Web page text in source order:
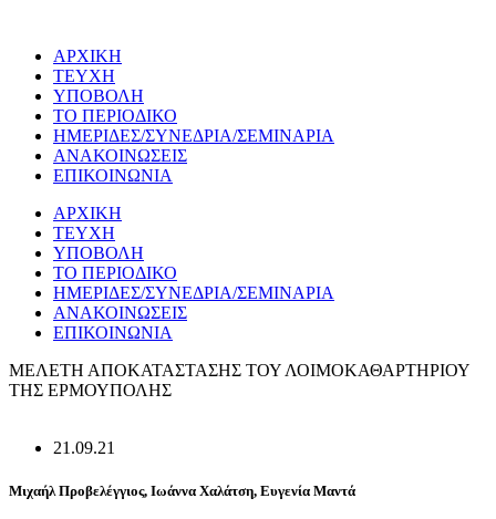
περιεχόμενο
ΑΡΧΙΚΗ
ΤΕΥΧΗ
ΥΠΟΒΟΛΗ
ΤΟ ΠΕΡΙΟΔΙΚΟ
ΗΜΕΡΙΔΕΣ/ΣΥΝΕΔΡΙΑ/ΣΕΜΙΝΑΡΙΑ
ΑΝΑΚΟΙΝΩΣΕΙΣ
ΕΠΙΚΟΙΝΩΝΙΑ
ΑΡΧΙΚΗ
ΤΕΥΧΗ
ΥΠΟΒΟΛΗ
ΤΟ ΠΕΡΙΟΔΙΚΟ
ΗΜΕΡΙΔΕΣ/ΣΥΝΕΔΡΙΑ/ΣΕΜΙΝΑΡΙΑ
ΑΝΑΚΟΙΝΩΣΕΙΣ
ΕΠΙΚΟΙΝΩΝΙΑ
ΜΕΛΕΤΗ ΑΠΟΚΑΤΑΣΤΑΣΗΣ ΤΟΥ ΛΟΙΜΟΚΑΘΑΡΤΗΡΙΟΥ
ΤΗΣ ΕΡΜΟΥΠΟΛΗΣ
21.09.21
Μιχαήλ Προβελέγγιος, Ιωάννα Χαλάτση, Ευγενία Μαντά